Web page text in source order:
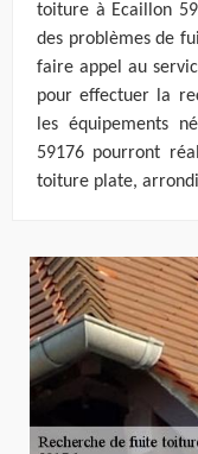
toiture à Ecaillon
des problèmes de
faire appel au
pour effectuer la
les équipements
59176 pourront
toiture plate,